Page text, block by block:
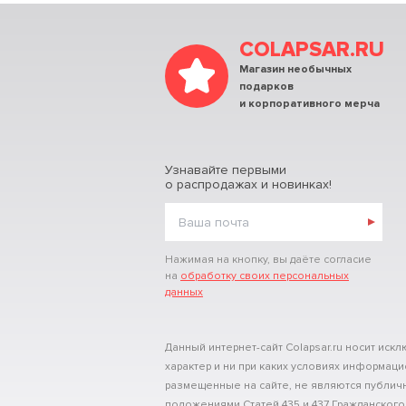
COLAPSAR.RU
Магазин необычных
подарков
и корпоративного мерча
Узнавайте первыми
о распродажах и новинках!
Нажимая на кнопку, вы даёте согласие
на обработку своих персональных
данных
Данный интернет-сайт Colapsar.ru носит
характер и ни при каких условиях
размещенные на сайте, не являются